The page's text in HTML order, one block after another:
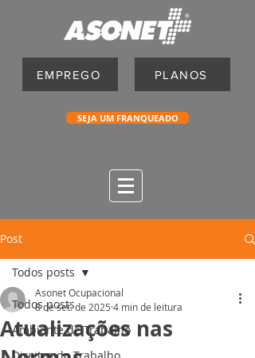
EMPREGO PLANOS
SEJA UM FRANQUEADO
Post
Todos posts
Ambiente de Trabalho
Todos posts
Atualizações nas
Asonet Ocupacional
8 de set. de 2025 4 min de leitura